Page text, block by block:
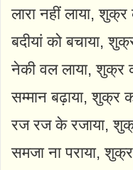
लारा नहीं लाया, शुक्र
बदीयां को बचाया,
नेकी वल लाया, शुक्र
सम्मान बढ़ाया, शुक्र
रज रज के रजाया,
समजा ना पराया,